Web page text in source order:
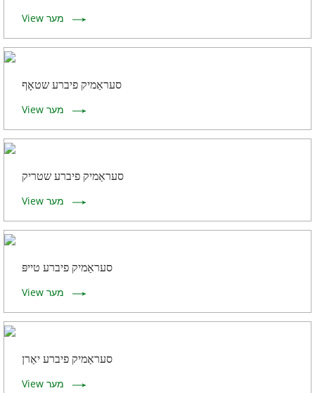
View מער
סעראַמיק פיברע שטאָף
View מער
סעראַמיק פיברע שטריק
View מער
סעראַמיק פיברע טייפּ
View מער
סעראַמיק פיברע יאַרן
View מער